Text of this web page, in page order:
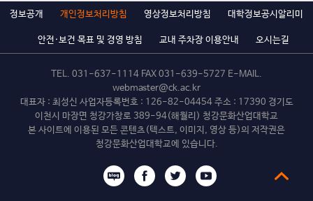
정보공개 개인정보처리방침 영상정보처리방침 대학정보공시알리미
안전·보건 목표 및 경영 방침 교내 주차장 이용안내 오시는길
TEL. 031-637-1114 FAX 031-639-5727 E-MAIL.
webmaster@ck.ac.kr
대표자 : 최성신 사업자등록번호 : 126-82-04454 주소 : 17390 경기도
이천시 마장면 청강가창로 389-94(해월리) 청강문화산업대학교
본 사이트에 이용된 모든 콘텐츠(텍스트, 이미지, 영상 등)의 저작권은
청강문화산업대학교에 있습니다.